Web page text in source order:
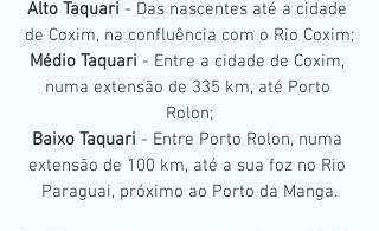
Alto Taquari - Das nascentes até a cidade
de Coxim, na confluência com o Rio Coxim;
Médio Taquari - Entre a cidade de Coxim,
numa extensão de 335 km, até Porto
Rolon;
Baixo Taquari - Entre Porto Rolon, numa
extensão de 100 km, até a sua foz no Rio
Paraguai, próximo ao Porto da Manga.